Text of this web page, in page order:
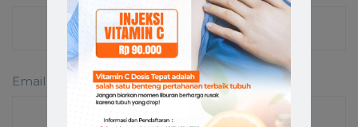
Email